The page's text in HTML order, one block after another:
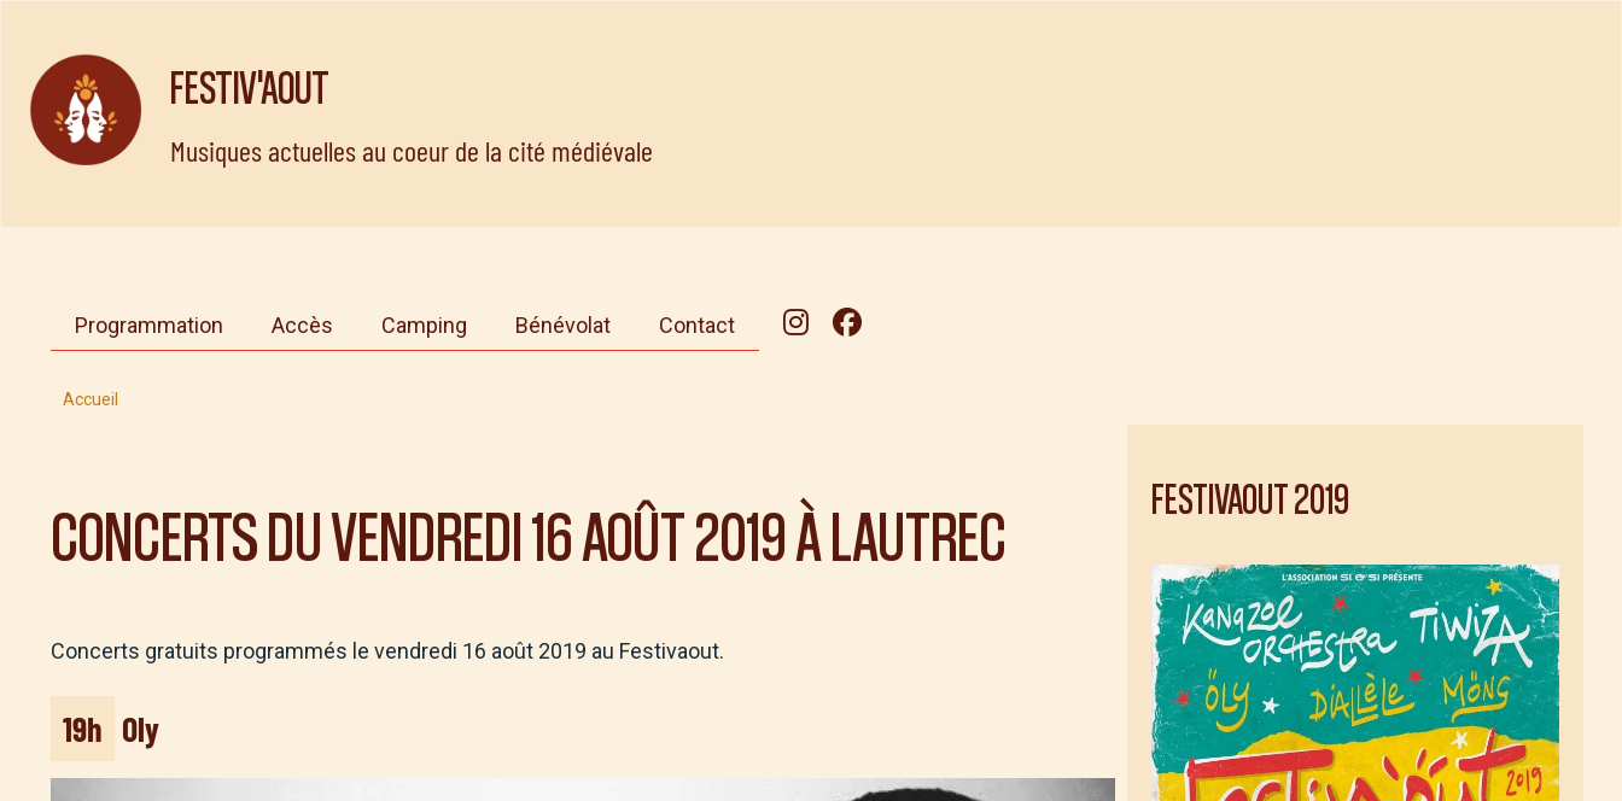
FESTIV'AOUT
Musiques actuelles au coeur de la cité médiévale
Programmation Accès Camping Bénévolat Contact
Accueil
CONCERTS DUVENDREDI 16 AOÛT 2019À LAUTREC
Concerts gratuits programmés le vendredi 16 août 2019 au Festivaout.
19h Oly
FESTIVAOUT2019